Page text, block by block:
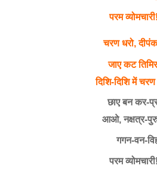
परम व्योमचारी!
चरण धरो,
जाए कट
दिशि-दिशि में
छाए बन कर-
आओ, नक्षत्र-
गगन-वन-
परम व्योमचारी!